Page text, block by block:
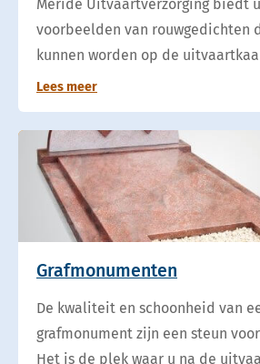
Meride Uitvaartverzorging biedt
voorbeelden van rouwgedichten
kunnen worden op de
Lees meer
Grafmonumenten
De kwaliteit en schoonheid van
grafmonument zijn een steun
Het is de plek waar u na de